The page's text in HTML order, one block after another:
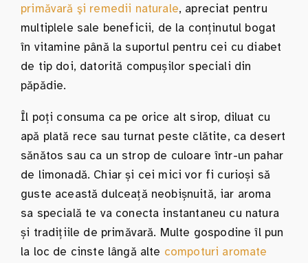
primăvară şi remedii naturale, apreciat pentru
multiplele sale beneficii, de la conținutul bogat
în vitamine până la suportul pentru cei cu diabet
de tip doi, datorită compușilor speciali din
păpădie.
Îl poți consuma ca pe orice alt sirop, diluat cu
apă plată rece sau turnat peste clătite, ca desert
sănătos sau ca un strop de culoare într-un pahar
de limonadă. Chiar și cei mici vor fi curioși să
guste această dulceață neobișnuită, iar aroma
sa specială te va conecta instantaneu cu natura
și tradițiile de primăvară. Multe gospodine îl pun
la loc de cinste lângă alte compoturi aromate